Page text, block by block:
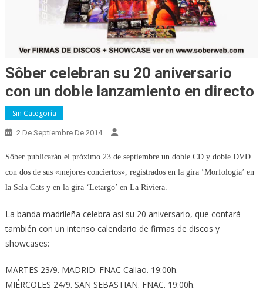
Sôber celebran su 20 aniversario
con un doble lanzamiento en directo
Sin Categoría
2 De Septiembre De 2014
Sôber publicarán el próximo 23 de septiembre un doble CD y doble DVD
con dos de sus «mejores conciertos», registrados en la gira ‘Morfología’ en
la Sala Cats y en la gira ‘Letargo’ en La Riviera.
La banda madrileña celebra así su 20 aniversario, que contará
también con un intenso calendario de firmas de discos y
showcases:
MARTES 23/9. MADRID. FNAC Callao. 19:00h.
MIÉRCOLES 24/9. SAN SEBASTIAN. FNAC. 19:00h.